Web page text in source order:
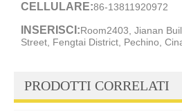
CELLULARE:86-13811920972
INSERISCI:Room2403, Jianan
Street, Fengtai District, Pechino,
PRODOTTI CORRELATI